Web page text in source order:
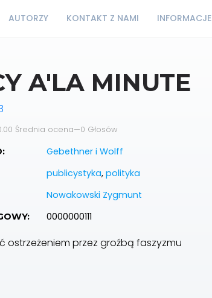
AUTORZY KONTAKT Z NAMI INFORMACJE
A'LA MINUTE
Średnia ocena—0 Głosów
Gebethner i Wolff
publicystyka, polityka
Nowakowski Zygmunt
0000000111
ostrzeżeniem przez groźbą faszyzmu